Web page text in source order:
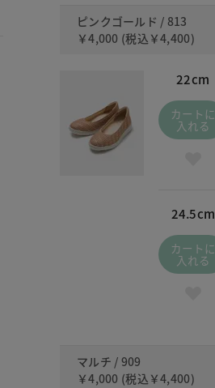
ピンクゴールド / 813
￥4,000 (税込 ￥4,400)
22cm
カートに
入れる
24.5cm
カートに
入れる
マルチ / 909
￥4,000 (税込 ￥4,400)